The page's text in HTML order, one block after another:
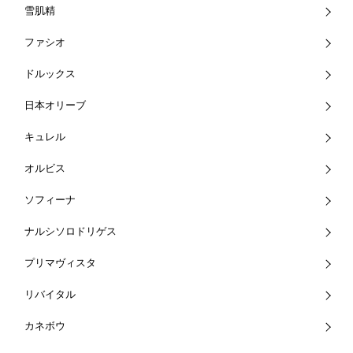
雪肌精
ファシオ
ドルックス
日本オリーブ
キュレル
オルビス
ソフィーナ
ナルシソロドリゲス
プリマヴィスタ
リバイタル
カネボウ